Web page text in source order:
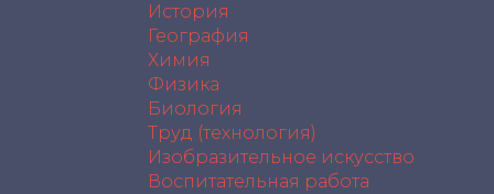
История
География
Химия
Физика
Биология
Труд (технология)
Изобразительное искусство
Воспитательная работа